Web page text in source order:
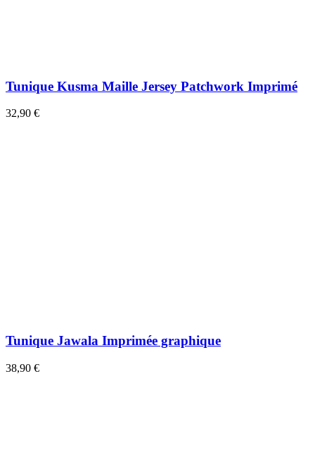
Tunique Kusma Maille Jersey Patchwork Imprimé
32,90 €
Tunique Jawala Imprimée graphique
38,90 €